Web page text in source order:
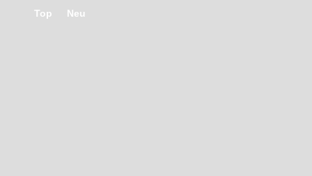
Top Neu